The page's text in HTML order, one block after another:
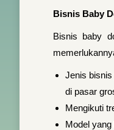
Bisnis Baby
Bisnis baby
Jenis bisnis
di pasar
Mengikuti
Model